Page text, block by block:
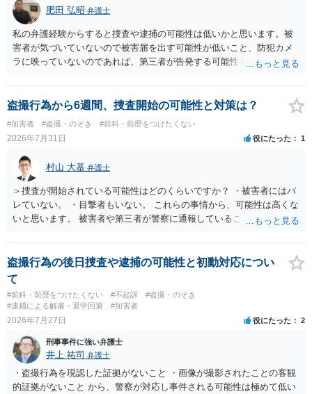
肥田 弘昭 弁護士
私の弁護経験からすると捜査や逮捕の可能性は低いかと思います。被
害者が気づいていないので被害届を出す可能性が低いこと、防犯カメ
ラに映っていないのであれば、第三者が告発する可能性も低いこと、
座る女性を盗撮(全体像写真1枚と5秒程度の動画)してしまいました。下
着や胸など強調したものではありません。」とありますが、少なくと
も捜査段階では性的姿態等撮影罪の被疑事実で逮捕勾留されるケース
が私の弁護経験では多くなった印象です（最終的には不起訴ないし各
都道府県の迷惑防止条例違反になることもあります）。2度としないこ
とをお勧めいたします。ご参考にしてください。
盗撮行為から6週間、捜査開始の可能性と対策は？
#加害者 #盗撮・のぞき #前科・前歴をつけたくない
2026年7月31日 役にたった 1
村山 大基 弁護士
＞捜査が開始されている可能性はどのくらいですか？ ・被害者にはバ
レていない。 ・目撃者もいない。 これらの事情から、可能性は高くな
いと思います。 被害者や第三者が警察に通報していることは考えにく
からです。 保護観察期間中とのことですので、 必要なら医師の診察を
受けるなども検討なさると良いと思います。
盗撮行為の後日捜査や逮捕の可能性と初動対応につい
て
#前科・前歴をつけたくない #不起訴
#盗撮・のぞき
#逮捕による解雇・退学回避
#加害者
2026年7月27日 役にたった 2
刑事事件に強い弁護士
井上 祐司 弁護士
・盗撮行為を現認した証拠がないこと ・画像が撮影されたことの客観
的証拠がないこと から、警察が対応し事件される可能性は極めて低い